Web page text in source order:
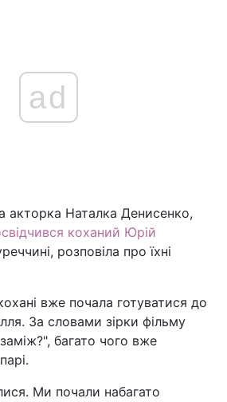
Війна
Світ
Наука
ad
акторка Наталка Денисенко,
коханий Юрій
розповіла про їхні
вже почала готуватися до
За словами зірки фільму
багато чого вже
Ми почали набагато